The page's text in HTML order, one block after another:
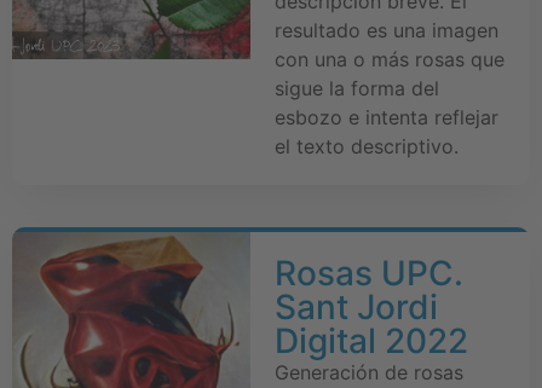
resultado es una imagen
con una o más rosas que
sigue la forma del
esbozo e intenta reflejar
el texto descriptivo.
Rosas UPC.
Sant Jordi
Digital 2022
Generación de rosas